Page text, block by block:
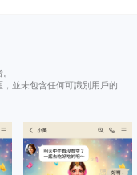
並未包含任何可識別用戶的